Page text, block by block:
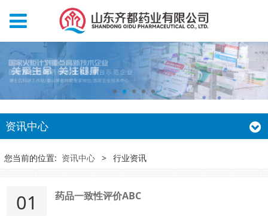
资讯中心
您当前的位置: 资讯中心 > 行业资讯
01 药品一致性评价ABC